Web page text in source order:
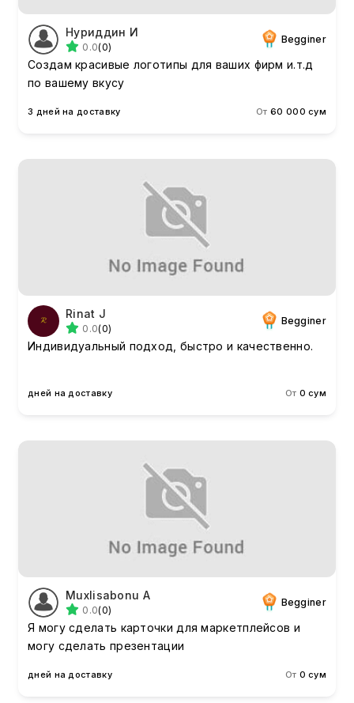
Нуриддин И
0.0(0)
Begginer
Создам красивые логотипы для ваших фирм и.т.д
по вашему вкусу
3 дней на доставку От 60 000 сум
Rinat J
0.0(0)
Begginer
Индивидуальный подход, быстро и качественно.
дней на доставку От 0 сум
Muxlisabonu А
0.0(0)
Begginer
Я могу сделать карточки для маркетплейсов и
могу сделать презентации
дней на доставку От 0 сум